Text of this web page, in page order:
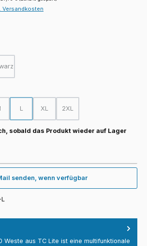
Versandkosten
nicht verfügbar.)
ist zurzeit nicht verfügbar.)
(Diese Option ist zurzeit nicht verfügbar.)
nicht verfügbar.)
ist zurzeit nicht verfügbar.)
Option ist zurzeit nicht verfügbar.)
L
(Diese Option ist zurzeit nicht verfügbar.)
XL
(Diese Option ist zurzeit nicht
2XL
(Diese Option ist zurzeit
sobald das Produkt wieder auf Lager
senden, wenn verfügbar
L
Weste aus TC Lite ist eine multifunktionale